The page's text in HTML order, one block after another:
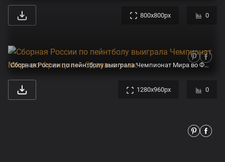
800x800px 0
Сборная России по пейнтболу выиграла Чемпионат Мира во Франции» - Сделано у нас
1280x960px 0